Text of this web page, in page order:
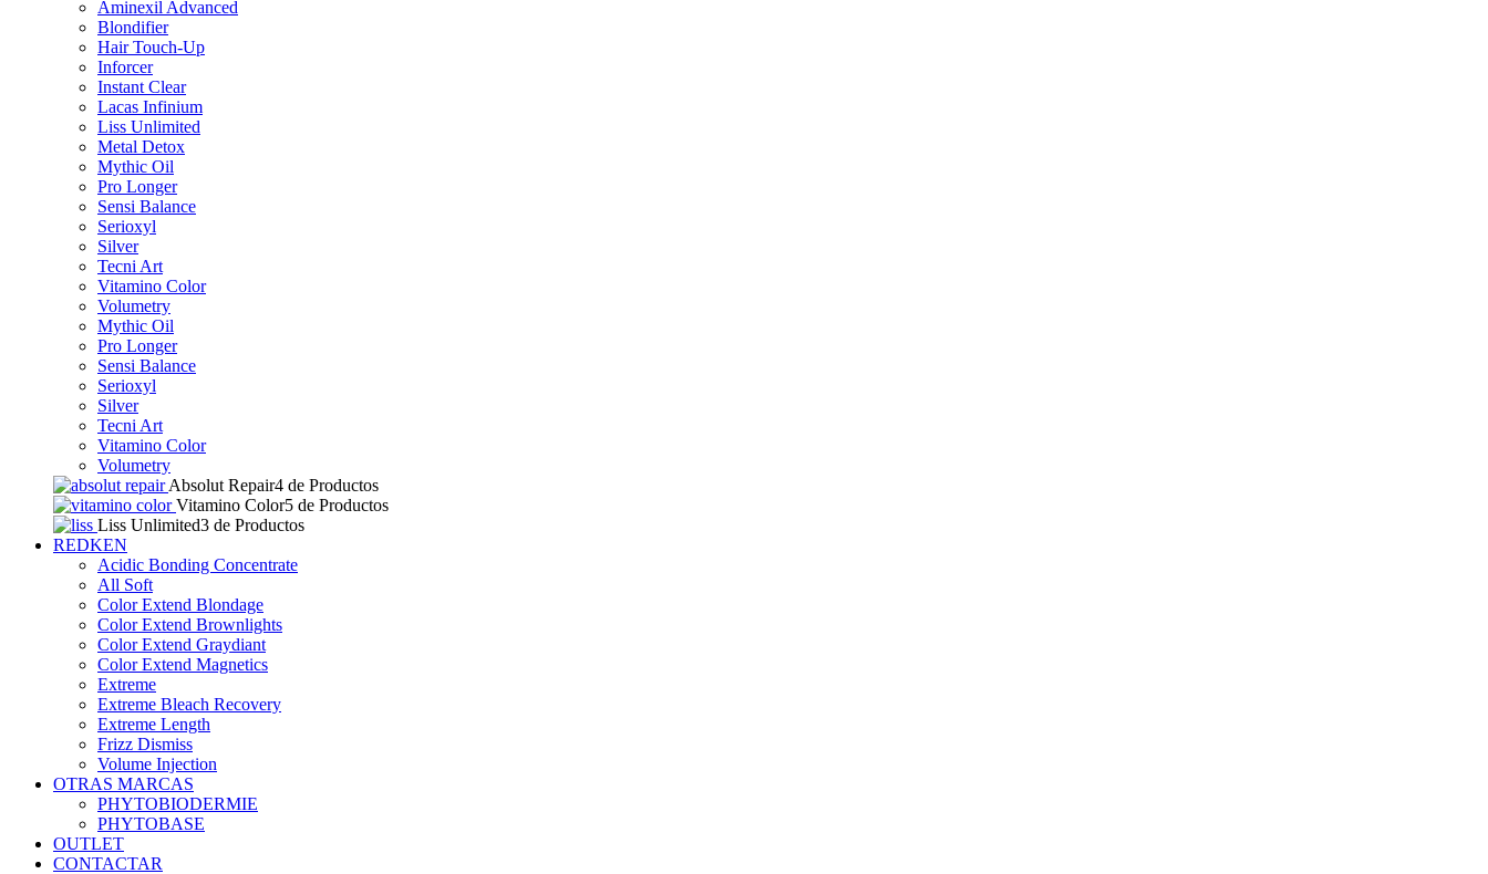
Aminexil Advanced
Blondifier
Hair Touch-Up
Inforcer
Instant Clear
Lacas Infinium
Liss Unlimited
Metal Detox
Mythic Oil
Pro Longer
Sensi Balance
Serioxyl
Silver
Tecni Art
Vitamino Color
Volumetry
Mythic Oil
Pro Longer
Sensi Balance
Serioxyl
Silver
Tecni Art
Vitamino Color
Volumetry
Absolut Repair4 de Productos
Vitamino Color5 de Productos
Liss Unlimited3 de Productos
REDKEN
Acidic Bonding Concentrate
All Soft
Color Extend Blondage
Color Extend Brownlights
Color Extend Graydiant
Color Extend Magnetics
Extreme
Extreme Bleach Recovery
Extreme Length
Frizz Dismiss
Volume Injection
OTRAS MARCAS
PHYTOBIODERMIE
PHYTOBASE
OUTLET
CONTACTAR